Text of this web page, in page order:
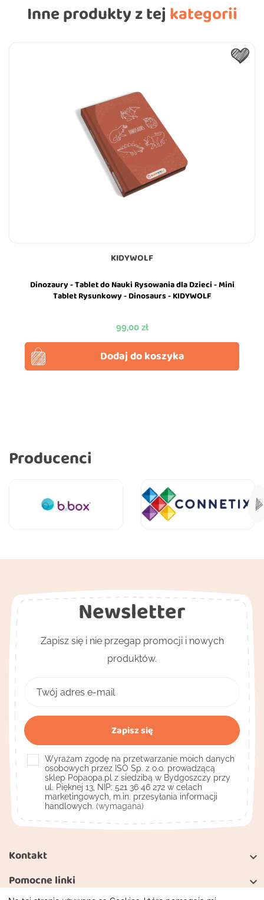
Inne produkty z tej kategorii
KIDYWOLF
Dinozaury - Tablet do Nauki Rysowania dla Dzieci - Mini
Tablet Rysunkowy - Dinosaurs - KIDYWOLF
Cena
99,00 zł
Dodaj do koszyka
Producenci
Kontakt 
Pomocne linki 
Newsletter
Zapisz się i nie przegap promocji i nowych
produktów.
Wyrażam zgodę na przetwarzanie moich danych
osobowych przez ISO Sp. z o.o. prowadzącą
sklep Popaopa.pl z siedzibą w Bydgoszczy przy
ul. Pięknej 13, NIP: 521 36 46 272 w celach
marketingowych, m.in. przesyłania informacji
handlowych. (wymagana)